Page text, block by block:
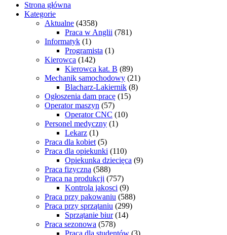
Strona główna
Kategorie
Aktualne (4358)
Praca w Anglii (781)
Informatyk (1)
Programista (1)
Kierowca (142)
Kierowca kat. B (89)
Mechanik samochodowy (21)
Blacharz-Lakiernik (8)
Ogłoszenia dam pracę (15)
Operator maszyn (57)
Operator CNC (10)
Personel medyczny (1)
Lekarz (1)
Praca dla kobiet (5)
Praca dla opiekunki (110)
Opiekunka dziecięca (9)
Praca fizyczna (588)
Praca na produkcji (757)
Kontrola jakosci (9)
Praca przy pakowaniu (588)
Praca przy sprzątaniu (299)
Sprzątanie biur (14)
Praca sezonowa (578)